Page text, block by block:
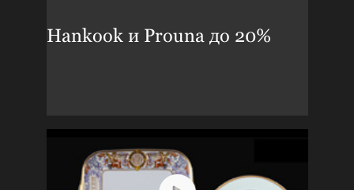
Hankook и Prouna до 20%